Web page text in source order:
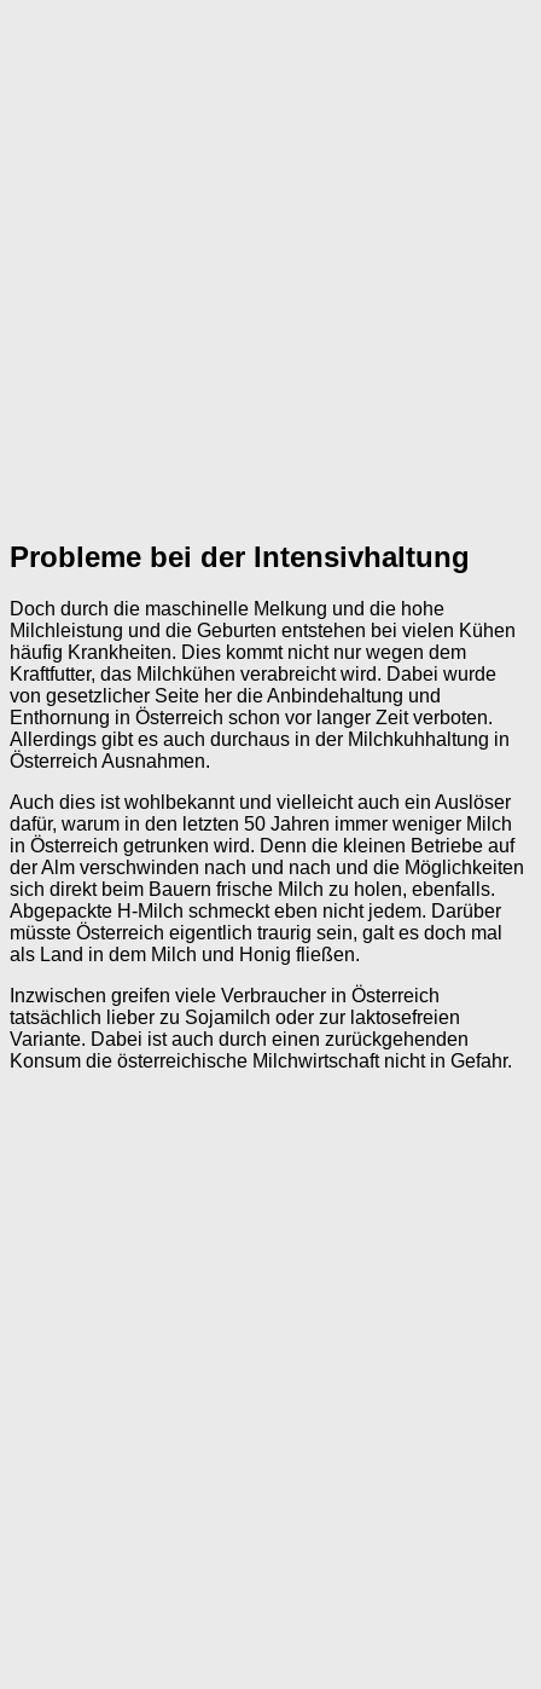
Probleme bei der Intensivhaltung
Doch durch die maschinelle Melkung und die hohe
Milchleistung und die Geburten entstehen bei vielen Kühen
häufig Krankheiten. Dies kommt nicht nur wegen dem
Kraftfutter, das Milchkühen verabreicht wird. Dabei wurde
von gesetzlicher Seite her die Anbindehaltung und
Enthornung in Österreich schon vor langer Zeit verboten.
Allerdings gibt es auch durchaus in der Milchkuhhaltung in
Österreich Ausnahmen.
Auch dies ist wohlbekannt und vielleicht auch ein Auslöser
dafür, warum in den letzten 50 Jahren immer weniger Milch
in Österreich getrunken wird. Denn die kleinen Betriebe auf
der Alm verschwinden nach und nach und die Möglichkeiten
sich direkt beim Bauern frische Milch zu holen, ebenfalls.
Abgepackte H-Milch schmeckt eben nicht jedem. Darüber
müsste Österreich eigentlich traurig sein, galt es doch mal
als Land in dem Milch und Honig fließen.
Inzwischen greifen viele Verbraucher in Österreich
tatsächlich lieber zu Sojamilch oder zur laktosefreien
Variante. Dabei ist auch durch einen zurückgehenden
Konsum die österreichische Milchwirtschaft nicht in Gefahr.